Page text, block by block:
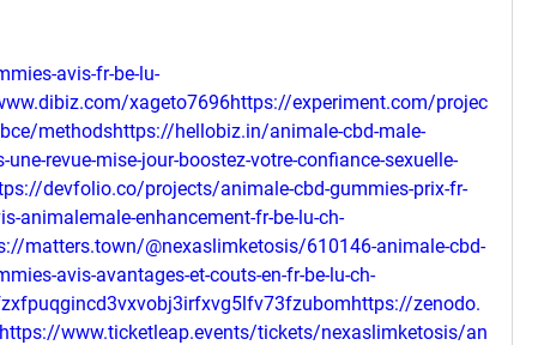
avis-fr-be-lu-
xageto7696https://experiment.com/projec
methodshttps://hellobiz.in/animale-cbd-male-
revue-mise-jour-boostez-votre-confiance-sexuelle-
devfolio.co/projects/animale-cbd-gummies-prix-fr-
animalemale-enhancement-fr-be-lu-ch-
matters.town/@nexaslimketosis/610146-animale-cbd-
avis-avantages-et-couts-en-fr-be-lu-ch-
zenodo.
www.ticketleap.events/tickets/nexaslimketosis/an